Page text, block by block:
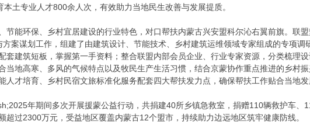
土专业人才800余人次，有效助力当地民生改善与发展提质。
节能环保、乡村宜居建设的行业特色，对口帮扶内蒙古兴安盟科尔沁右翼前旗。联
案谋划工作，组建了由建筑设计、节能技术、乡村建筑运维领域专家组成的专项调
套建筑短板，掌握第一手资料；整合联盟内部会员企业、行业专家资源，分类梳理
当地高寒、多风的气候特点以及牧民生产生活习惯，结合京蒙协作重点推进的乡村
才培育、乡村民宿文旅标准化服务配套四大帮扶发力点，确保帮扶工作贴合当地发
年期间多次开展援蒙公益行动，共捐建40所乡镇急救室，捐赠110辆救护车、
超过2300万元，受益地区覆盖内蒙古12个盟市，持续助力边远地区筑牢健康防线。